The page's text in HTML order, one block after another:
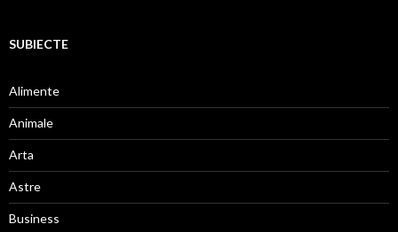
SUBIECTE
Alimente
Animale
Arta
Astre
Business